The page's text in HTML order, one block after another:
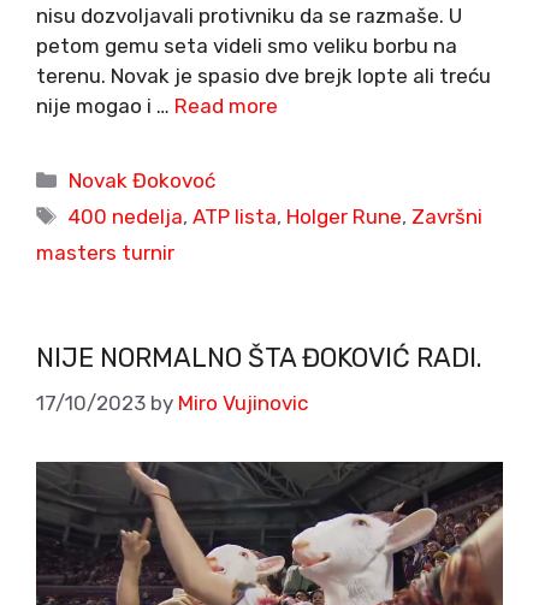
nisu dozvoljavali protivniku da se razmaše. U
petom gemu seta videli smo veliku borbu na
terenu. Novak je spasio dve brejk lopte ali treću
nije mogao i … Read more
Categories
Novak Đokovoć
Tags
400 nedelja,ATP lista, Holger Rune, Završni
masters turnir
NIJE NORMALNO ŠTA ĐOKOVIĆ RADI.
17/10/2023 by Miro Vujinovic